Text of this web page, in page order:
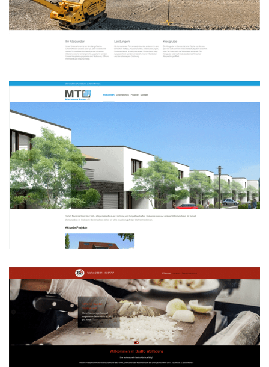
Hermann Witzke
WEBDESIGN
MT Niedersachsen Bau GmbH